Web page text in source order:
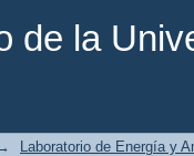
de la
Laboratorio de Energía y